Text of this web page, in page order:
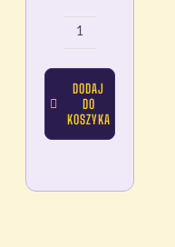
WPI
Poziom
3
–
Umysłu
DODAJ
DO
KOSZYKA